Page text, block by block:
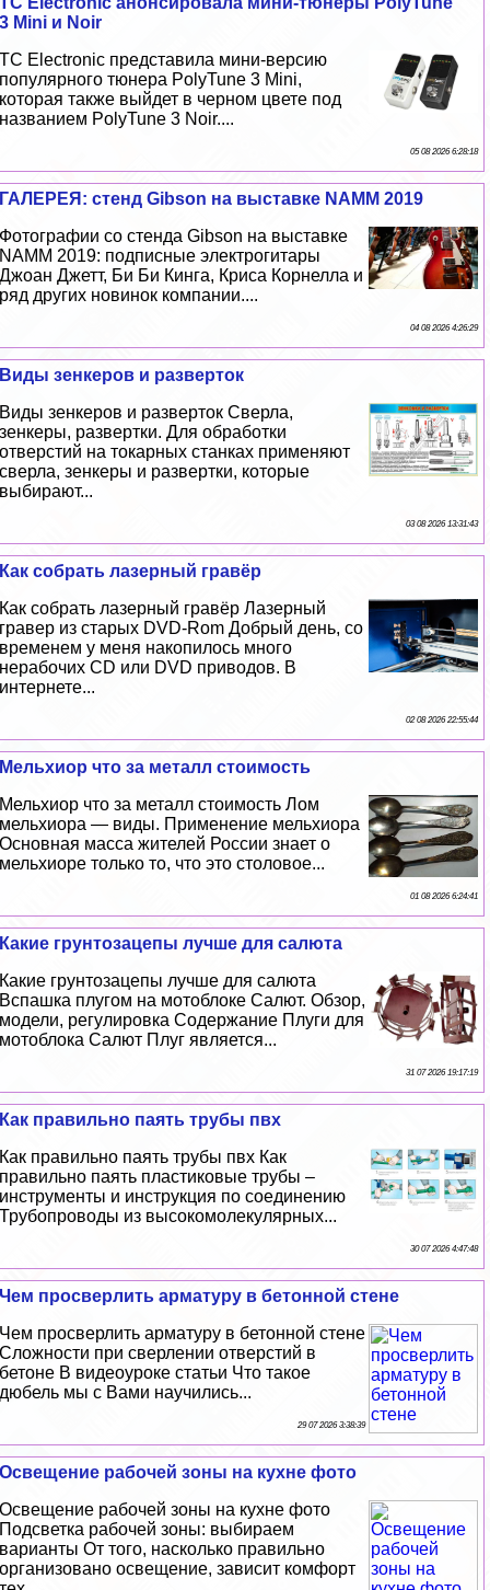
3 Mini и Noir
TC Electronic представила мини-версию
популярного тюнера PolyTune 3 Mini,
которая также выйдет в черном цвете под
названием PolyTune 3 Noir....
05 08 2026 6:28:18
ГАЛЕРЕЯ: стенд Gibson на выставке NAMM 2019
Фотографии со стенда Gibson на выставке
NAMM 2019: подписные электрогитары
Джоан Джетт, Би Би Кинга, Криса Корнелла и
ряд других новинок компании....
04 08 2026 4:26:29
Виды зенкеров и разверток
Виды зенкеров и разверток Сверла,
зенкеры, развертки. Для обработки
отверстий на токарных станках применяют
сверла, зенкеры и развертки, которые
выбирают...
03 08 2026 13:31:43
Как собрать лазерный гравёр
Как собрать лазерный гравёр Лазерный
гравер из старых DVD-Rom Добрый день, со
временем у меня накопилось много
нерабочих CD или DVD приводов. В
интернете...
02 08 2026 22:55:44
Мельхиор что за металл стоимость
Мельхиор что за металл стоимость Лом
мельхиора — виды. Применение мельхиора
Основная масса жителей России знает о
мельхиоре только то, что это столовое...
01 08 2026 6:24:41
Какие грунтозацепы лучше для салюта
Какие грунтозацепы лучше для салюта
Вспашка плугом на мотоблоке Салют. Обзор,
модели, регулировка Содержание Плуги для
мотоблока Салют Плуг является...
31 07 2026 19:17:19
Как правильно паять трубы пвх
Как правильно паять трубы пвх Как
правильно паять пластиковые трубы –
инструменты и инструкция по соединению
Трубопроводы из высокомолекулярных...
30 07 2026 4:47:48
Чем просверлить арматуру в бетонной стене
Чем просверлить арматуру в бетонной стене
Сложности при сверлении отверстий в
бетоне В видеоуроке статьи Что такое
дюбель мы с Вами научились...
29 07 2026 3:38:39
Освещение рабочей зоны на кухне фото
Освещение рабочей зоны на кухне фото
Подсветка рабочей зоны: выбираем
варианты От того, насколько правильно
организовано освещение, зависит комфорт